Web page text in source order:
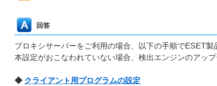
回答
プロキシサーバーをご利用の場合、以下の手順でESET
本設定がおこなわれていない場合、検出エンジンのアッ
◆ クライアント用プログラムの設定